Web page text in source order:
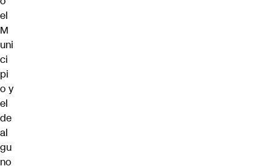
el
M
uni
ci
pi
o y
el
de
al
gu
no